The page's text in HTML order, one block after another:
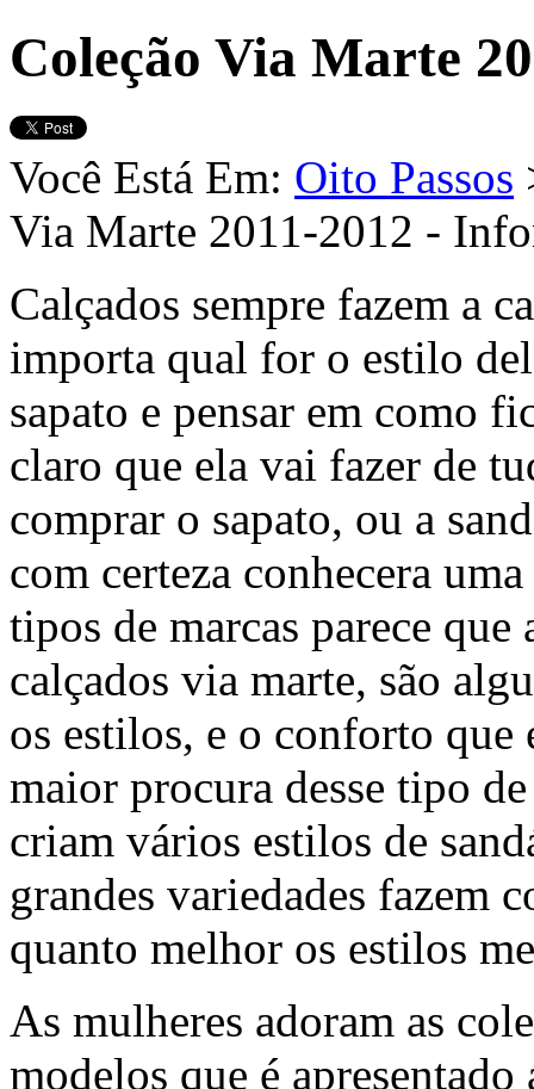
Coleção Via Marte
Você Está Em: Oito Passos
Via Marte 2011-2012 -
Calçados sempre fazem a
importa qual for o estilo
sapato e pensar em como
claro que ela vai fazer de
comprar o sapato, ou a
com certeza conhecera
tipos de marcas parece
calçados via marte, são
os estilos, e o conforto que
maior procura desse tipo
criam vários estilos de
grandes variedades fazem
quanto melhor os estilos
As mulheres adoram as
modelos que é